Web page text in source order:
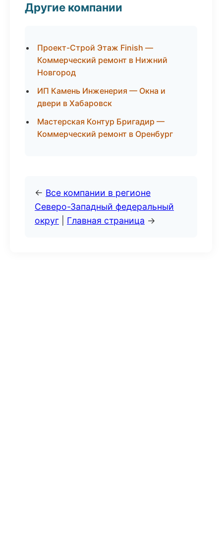
Другие компании
Проект-Строй Этаж Finish —
Коммерческий ремонт в Нижний
Новгород
ИП Камень Инженерия — Окна и
двери в Хабаровск
Мастерская Контур Бригадир —
Коммерческий ремонт в Оренбург
← Все компании в регионе
Северо-Западный федеральный
округ
Главная страница →